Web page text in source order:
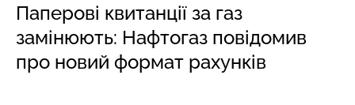
Паперові квитанції за газ
замінюють: Нафтогаз повідомив
про новий формат рахунків